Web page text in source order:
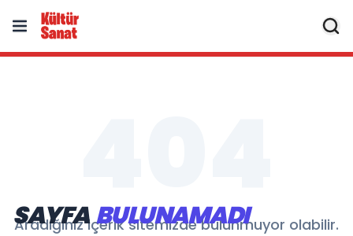
SAYFABULUNAMADI
Aradığınız içerik sitemizde bulunmuyor olabilir.